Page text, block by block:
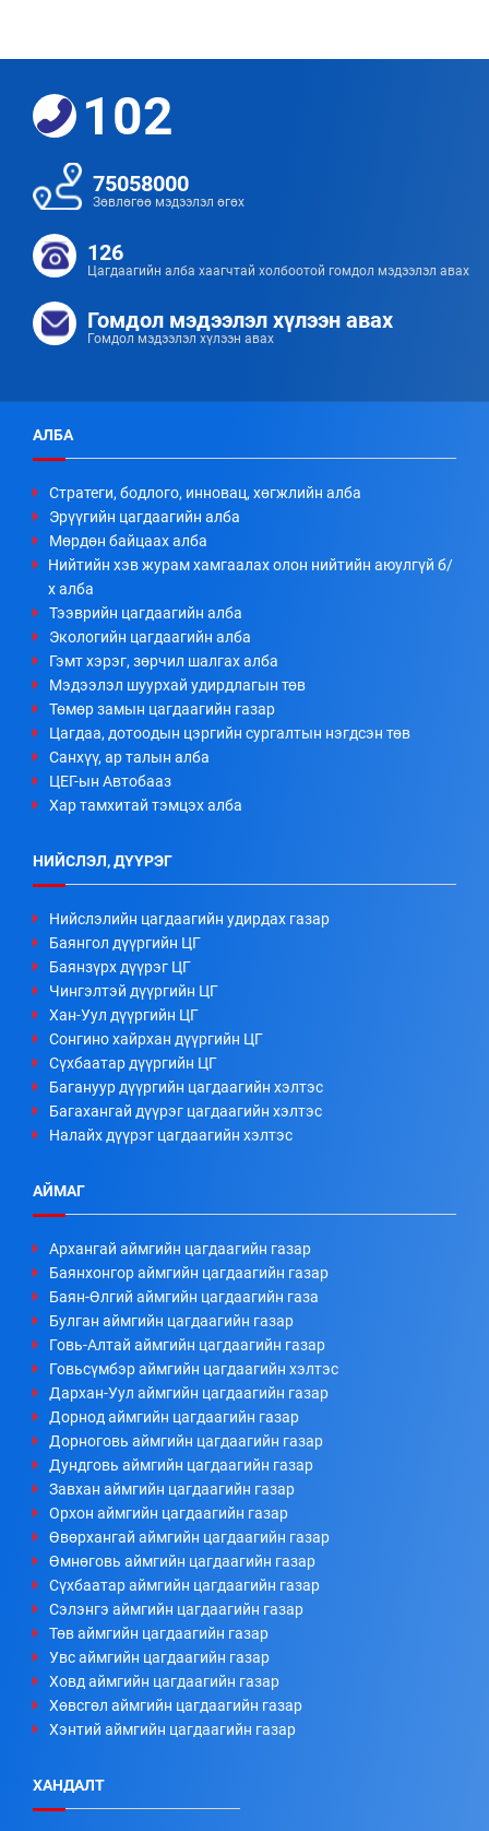
102
75058000
Зөвлөгөө мэдээлэл өгөх
126
Цагдаагийн алба хаагчтай холбоотой гомдол мэдээлэл авах
Гомдол мэдээлэл хүлээн авах
Гомдол мэдээлэл хүлээн авах
АЛБА
Стратеги, бодлого, инновац, хөгжлийн алба
Эрүүгийн цагдаагийн алба
Мөрдөн байцаах алба
Нийтийн хэв журам хамгаалах олон нийтийн аюулгүй б/
х алба
Тээврийн цагдаагийн алба
Экологийн цагдаагийн алба
Гэмт хэрэг, зөрчил шалгах алба
Мэдээлэл шуурхай удирдлагын төв
Төмөр замын цагдаагийн газар
Цагдаа, дотоодын цэргийн сургалтын нэгдсэн төв
Санхүү, ар талын алба
ЦЕГ-ын Автобааз
Хар тамхитай тэмцэх алба
НИЙСЛЭЛ, ДҮҮРЭГ
Нийслэлийн цагдаагийн удирдах газар
Баянгол дүүргийн ЦГ
Баянзүрх дүүрэг ЦГ
Чингэлтэй дүүргийн ЦГ
Хан-Уул дүүргийн ЦГ
Сонгино хайрхан дүүргийн ЦГ
Сүхбаатар дүүргийн ЦГ
Багануур дүүргийн цагдаагийн хэлтэс
Багахангай дүүрэг цагдаагийн хэлтэс
Налайх дүүрэг цагдаагийн хэлтэс
АЙМАГ
Архангай аймгийн цагдаагийн газар
Баянхонгор аймгийн цагдаагийн газар
Баян-Өлгий аймгийн цагдаагийн газа
Булган аймгийн цагдаагийн газар
Говь-Алтай аймгийн цагдаагийн газар
Говьсүмбэр аймгийн цагдаагийн хэлтэс
Дархан-Уул аймгийн цагдаагийн газар
Дорнод аймгийн цагдаагийн газар
Дорноговь аймгийн цагдаагийн газар
Дундговь аймгийн цагдаагийн газар
Завхан аймгийн цагдаагийн газар
Орхон аймгийн цагдаагийн газар
Өвөрхангай аймгийн цагдаагийн газар
Өмнөговь аймгийн цагдаагийн газар
Сүхбаатар аймгийн цагдаагийн газар
Сэлэнгэ аймгийн цагдаагийн газар
Төв аймгийн цагдаагийн газар
Увс аймгийн цагдаагийн газар
Ховд аймгийн цагдаагийн газар
Хөвсгөл аймгийн цагдаагийн газар
Хэнтий аймгийн цагдаагийн газар
ХАНДАЛТ